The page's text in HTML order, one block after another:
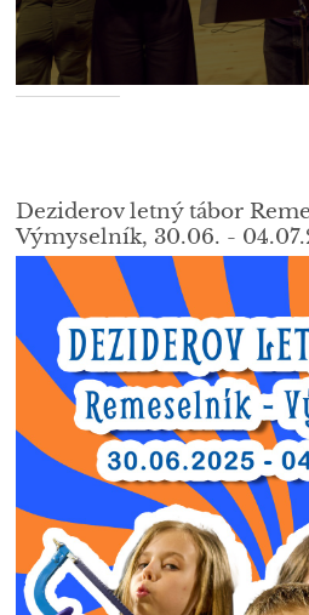
Deziderov letný tábor
Výmyselník, 30.06. -